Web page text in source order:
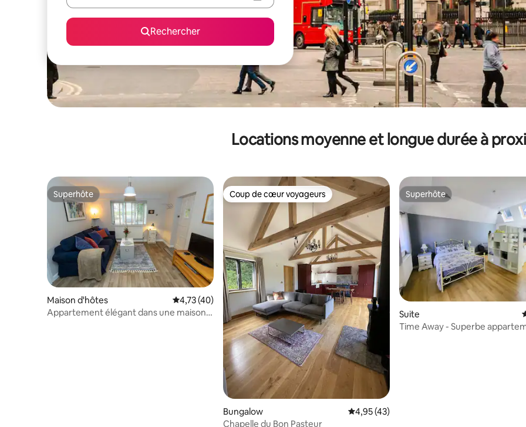
Rechercher
Locations moyenne et longue durée à
Superhôte
Superhôte
Maison d'hôtes Évaluation moyenne sur la base de 40 commentaires : 4,73 sur 5
4,73 (40)
Appartement élégant dans une maison
Coup de cœur voyageurs
Coup de cœur voyageurs
Bungalow Évaluation moyenne sur la base de 43
4,95 (43)
Chapelle du Bon Pasteur
Superhôte
Superhôte
Suite
Time Away - Superbe